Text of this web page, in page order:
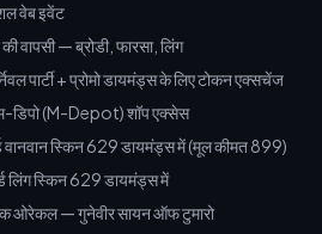
वेब इवेंट
वापसी — ब्रोडी, फारसा, लिंग
पार्टी + प्रोमो डायमंड्स के लिए टोकन एक्सचेंज
डिपो (M-Depot) शॉप एक्सेस
वानवान स्किन 629 डायमंड्स में (मूल कीमत 899)
लिंग स्किन 629 डायमंड्स में
ओरेकल — गुनेवीर सायन ऑफ टुमारो